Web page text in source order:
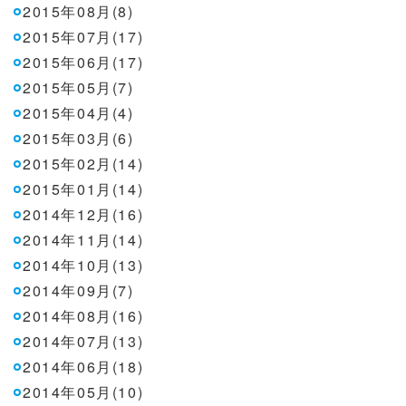
2015年08月(8)
2015年07月(17)
2015年06月(17)
2015年05月(7)
2015年04月(4)
2015年03月(6)
2015年02月(14)
2015年01月(14)
2014年12月(16)
2014年11月(14)
2014年10月(13)
2014年09月(7)
2014年08月(16)
2014年07月(13)
2014年06月(18)
2014年05月(10)